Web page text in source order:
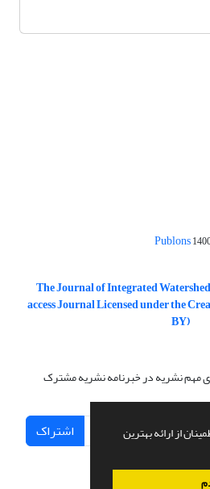
از ارائه بهترین
The Journal of Integrated
access Journal Licensed under the
BY)
مهم نشریه در خبرنامه نشریه مشترک
اشتراک